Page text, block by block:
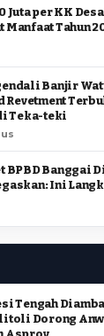
Juta per KK
Manfaat Tahun
Banjir
Revetment
Teka-teki
BPBD Banggai
Ini
Tengah
Dorong